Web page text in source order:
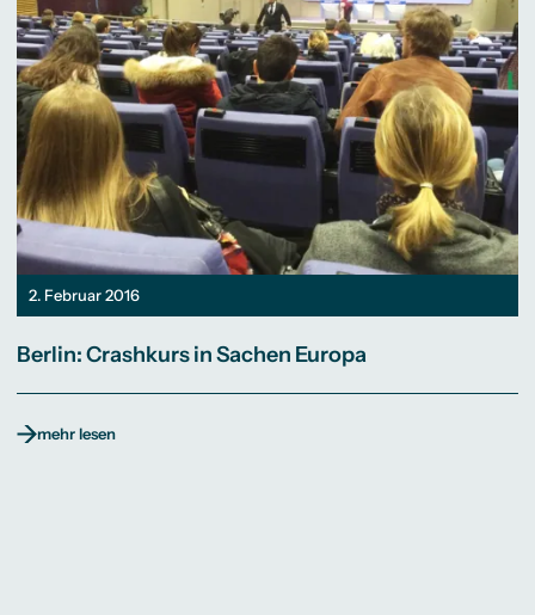
2. Februar 2016
Berlin: Crashkurs in Sachen Europa
mehr lesen